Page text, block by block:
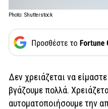
Photo: Shutterstock
Δεν χρειάζεται να
βγάζουμε πολλά.
αυτοματοποιήσουμε την